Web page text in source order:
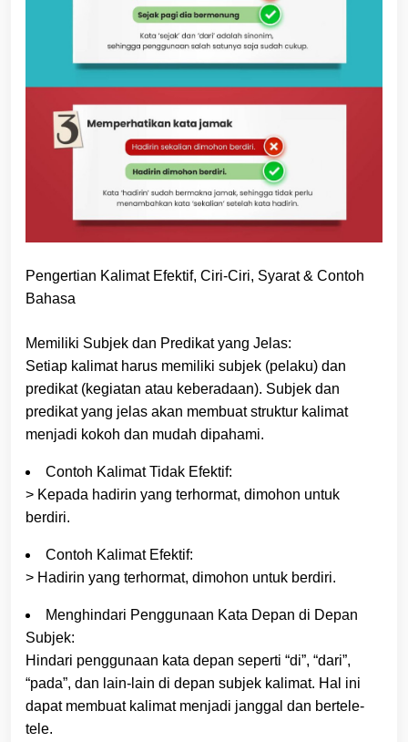
Pengertian Kalimat Efektif, Ciri-Ciri, Syarat & Contoh
Bahasa
Memiliki Subjek dan Predikat yang Jelas:
Setiap kalimat harus memiliki subjek (pelaku) dan
predikat (kegiatan atau keberadaan). Subjek dan
predikat yang jelas akan membuat struktur kalimat
menjadi kokoh dan mudah dipahami.
Contoh Kalimat Tidak Efektif:
> Kepada hadirin yang terhormat, dimohon untuk
berdiri.
Contoh Kalimat Efektif:
> Hadirin yang terhormat, dimohon untuk berdiri.
Menghindari Penggunaan Kata Depan di Depan
Subjek:
Hindari penggunaan kata depan seperti “di”, “dari”,
“pada”, dan lain-lain di depan subjek kalimat. Hal ini
dapat membuat kalimat menjadi janggal dan bertele-
tele.